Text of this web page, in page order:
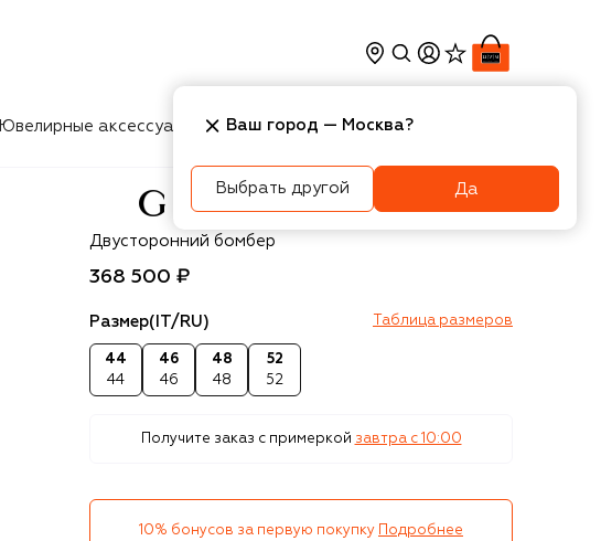
Ювелирные аксессуары Косметика Интерьер
Gucci
Двусторонний бомбер
368 500 ₽
Размер(IT/RU) Таблица размеров
44
44
46
46
48
48
52
52
Получите заказ с примеркой завтра c 10:00
10% бонусов за первую покупку Подробнее
Ваш город — Москва?
Выбрать другой Да